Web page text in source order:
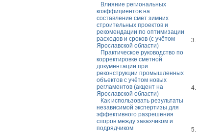
Влияние региональных
коэффициентов на
составление смет зимних
строительных проектов и
рекомендации по оптимизации
расходов и сроков (с учётом
Ярославской области)
Практическое руководство по
корректировке сметной
документации при
реконструкции промышленных
объектов с учётом новых
регламентов (акцент на
Ярославской области)
Как использовать результаты
независимой экспертизы для
эффективного разрешения
споров между заказчиком и
подрядчиком
3.
4.
5.